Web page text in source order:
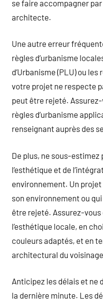
se faire accompagner
architecte.
Une autre erreur
règles d’urbanisme
d’Urbanisme (PLU) ou
votre projet ne respecte
peut être rejeté.
règles d’urbanisme
renseignant auprès des
De plus, ne sous-estimez
l’esthétique et de
environnement. Un projet
son environnement ou
être rejeté. Assurez-
l’esthétique locale, en
couleurs adaptés, et en
architectural du
Anticipez les délais et ne
la dernière minute. Les